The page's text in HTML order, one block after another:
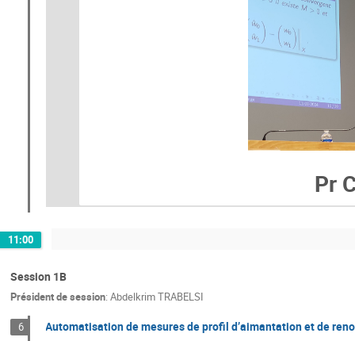
Pr
11:00
Session 1B
Président de session: Abdelkrim TRABELSI
6 Automatisation de mesures de profil d’aimantation et de